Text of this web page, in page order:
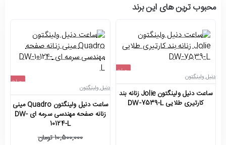
محبوب ترین های این برند
حراج
اتمام موجودی
دنیل ولینگتون
ساعت دنیل ولینگتون Jolie زنانه بند
کارتیری طلایی DW-7539-L
حراج
جدید
-10%
دنیل ولینگتون
ساعت دنیل ولینگتون Quadro مینی
زنانه صفحه مهندسی سرمه ای DW-
10124-L
10,500,000 تومان